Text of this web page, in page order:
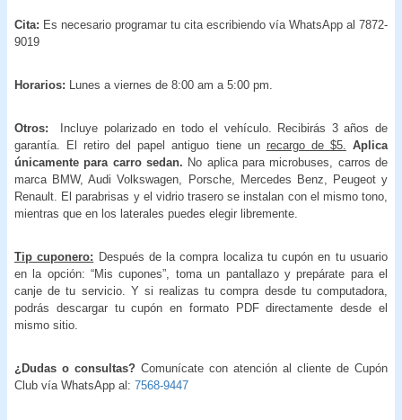
Cita: Es necesario programar tu cita escribiendo vía WhatsApp al 7872-
9019
Horarios: Lunes a viernes de 8:00 am a 5:00 pm.
Otros:
Incluye polarizado en todo el vehículo. Recibirás 3 años de
garantía. El retiro del papel antiguo tiene un recargo de $5.
Aplica
únicamente para carro sedan. No aplica para microbuses, carros de
marca BMW, Audi Volkswagen, Porsche, Mercedes Benz, Peugeot y
Renault. El parabrisas y el vidrio trasero se instalan con el mismo tono,
mientras que en los laterales puedes elegir libremente.
Tip cuponero: Después de la compra localiza tu cupón en tu usuario
en la opción: “Mis cupones”, toma un pantallazo y prepárate para el
canje de tu servicio. Y si realizas tu compra desde tu computadora,
podrás descargar tu cupón en formato PDF directamente desde el
mismo sitio.
¿Dudas o consultas? Comunícate con atención al cliente de Cupón
Club vía WhatsApp al: 7568-9447